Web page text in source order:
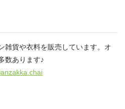
雑貨や衣料を販売しています。オ
数あります♪